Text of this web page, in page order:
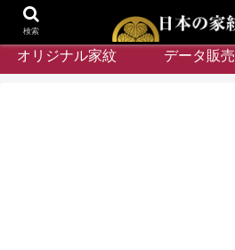
オリジナル家紋 データ販売
検索